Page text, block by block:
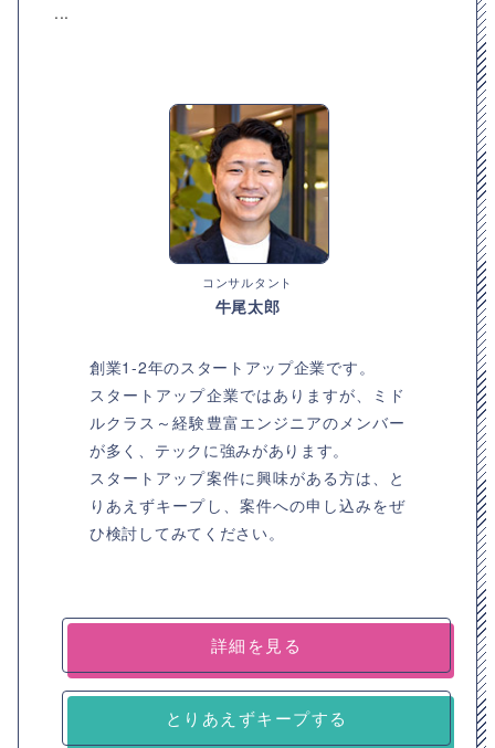
...
コンサルタント
牛尾太郎
創業1-2年のスタートアップ企業です。
スタートアップ企業ではありますが、ミド
ルクラス～経験豊富エンジニアのメンバー
が多く、テックに強みがあります。
スタートアップ案件に興味がある方は、と
りあえずキープし、案件への申し込みをぜ
ひ検討してみてください。
詳細を見る
とりあえずキープする